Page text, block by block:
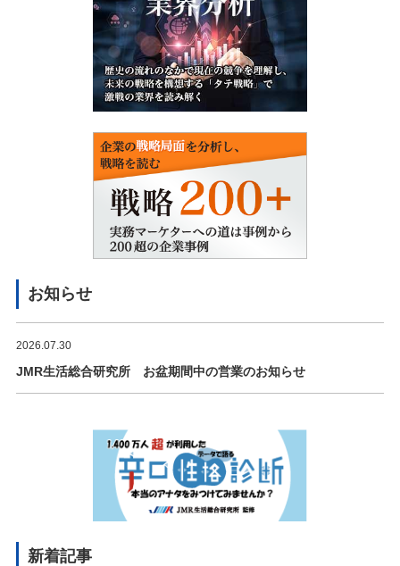
お知らせ
2026.07.30
JMR生活総合研究所 お盆期間中の営業のお知らせ
新着記事